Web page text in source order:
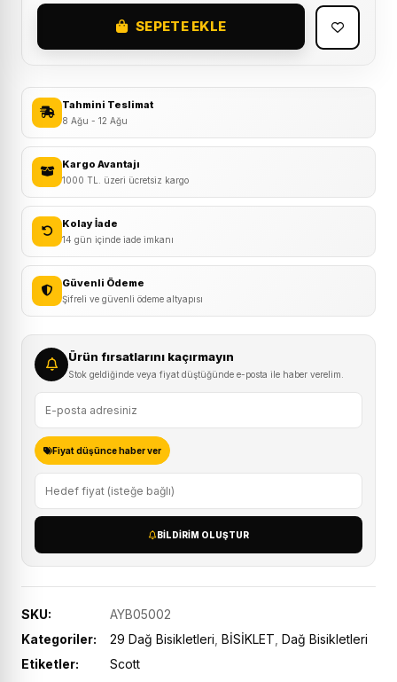
920
Karbon
Dağ
Bisikleti
Siyah
adet
SEPETE EKLE
Tahmini Teslimat
8 Ağu - 12 Ağu
Kargo Avantajı
1000 TL. üzeri ücretsiz kargo
Kolay İade
14 gün içinde iade imkanı
Güvenli Ödeme
Şifreli ve güvenli ödeme altyapısı
Ürün fırsatlarını kaçırmayın
Stok geldiğinde veya fiyat düştüğünde e-posta ile haber verelim.
Fiyat düşünce haber ver
BILDIRIM OLUŞTUR
SKU:
AYB05002
Kategoriler:
29 Dağ Bisikletleri BİSİKLET Dağ Bisikletleri
Etiketler:
Scott